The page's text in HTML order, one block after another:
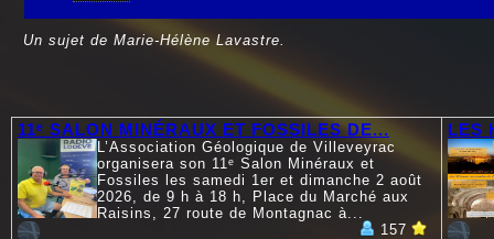
Un sujet de Marie-Hélène Lavastre.
11ᵉ SALON MINÉRAUX ET FOSSILES DE...
L’Association Géologique de Villeveyrac
organisera son 11ᵉ Salon Minéraux et
Fossiles les samedi 1er et dimanche 2 août
2026, de 9 h à 18 h, Place du Marché aux
Raisins, 27 route de Montagnac à...
157
LES